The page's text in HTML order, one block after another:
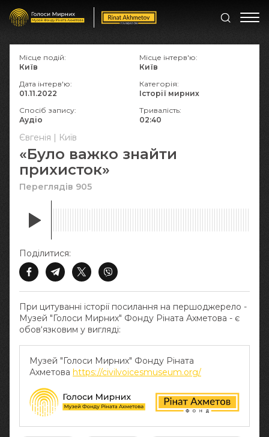
Євгенія | Київ
«Було важко знайти
прихисток»
Переглядів 905
При цитуванні історії посилання на першоджерело -
Музей "Голоси Мирних" Фонду Ріната Ахметова - є
обов‘язковим у вигляді:
Музей "Голоси Мирних" Фонду Ріната
Ахметова https://civilvoicesmuseum.org/
Поділитися:
Місце подій:
Київ
Місце інтерв'ю:
Київ
Дата інтерв'ю:
01.11.2022
Категорія:
Історії мирних
Спосіб запису:
Аудіо
Тривалість:
02:40